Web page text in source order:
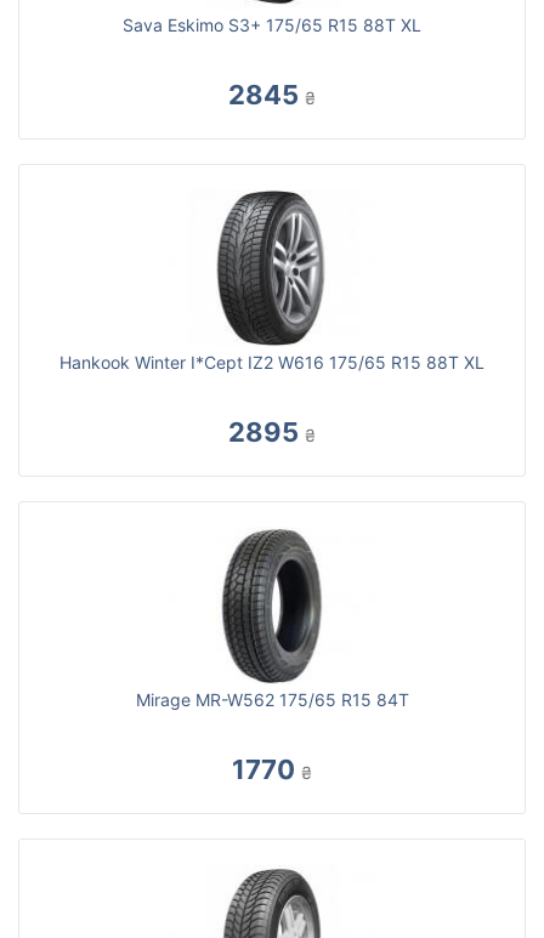
Sava Eskimo S3+ 175/65 R15 88T XL
2845 ₴
Hankook Winter I*Cept IZ2 W616 175/65 R15 88T XL
2895 ₴
Mirage MR-W562 175/65 R15 84T
1770 ₴